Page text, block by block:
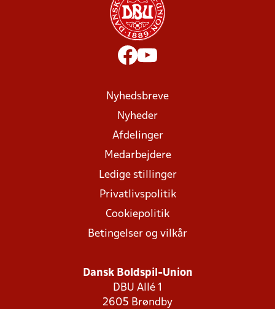
Nyhedsbreve
Nyheder
Afdelinger
Medarbejdere
Ledige stillinger
Privatlivspolitik
Cookiepolitik
Betingelser og vilkår
Dansk Boldspil-Union
DBU Allé 1
2605 Brøndby